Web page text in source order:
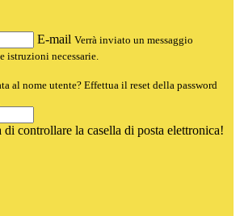
E-mail Verrà inviato un messaggio
istruzioni necessarie.
al nome utente? Effettua il reset della password
controllare la casella di posta elettronica!